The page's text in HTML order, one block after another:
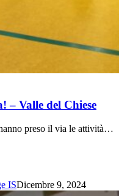
– Valle del Chiese
preso il via le attività…
ISDicembre 9, 2024